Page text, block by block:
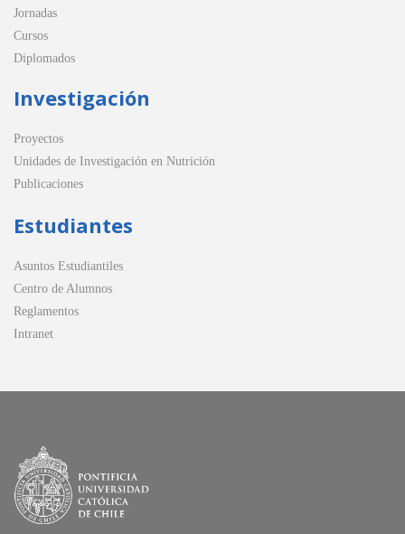
Jornadas
Cursos
Diplomados
Investigación
Proyectos
Unidades de Investigación en Nutrición
Publicaciones
Estudiantes
Asuntos Estudiantiles
Centro de Alumnos
Reglamentos
Intranet